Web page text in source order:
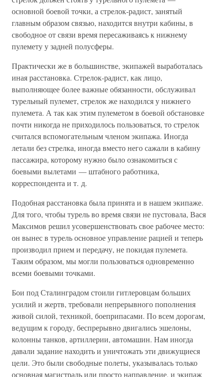
основной боевой точки, а стрелок-радист, занятый
главным образом связью, находится внутри кабины, в
свободное от связи время пересаживаясь к нижнему
пулемету у задней полусферы.
Практически же в большинстве, экипажей выработалась
иная расстановка. Стрелок-радист, как лицо,
выполняющее более важные обязанности, обслуживал
турельный пулемет, стрелок же находился у нижнего
пулемета. А так как этим пулеметом в боевой обстановке
почти никогда не приходилось пользоваться, то стрелок
считался вспомогательным членом экипажа. Иногда
летали без стрелка, иногда вместо него сажали в кабину
пассажира, которому нужно было ознакомиться с
боевыми вылетами — штабного работника,
корреспондента и т. д.
Подобная расстановка была принята и в нашем экипаже.
Для того, чтобы турель во время связи не пустовала, Вася
Максимов решил усовершенствовать свое рабочее место:
он вынес в турель основное управление рацией и теперь
производил прием и передачу, не покидая пулемета.
Таким образом, мы могли пользоваться одновременно
всеми боевыми точками.
Бои под Сталинградом стоили гитлеровцам больших
усилий и жертв, требовали непрерывного пополнения
живой силой, техникой, боеприпасами. По всем дорогам,
ведущим к городу, беспрерывно двигались эшелоны,
колонны танков, артиллерии, автомашин. Нам иногда
давали задание находить и уничтожать эти движущиеся
цели. Это были свободные полеты, указывалась только
основная магистраль или просто направление, и экипаж